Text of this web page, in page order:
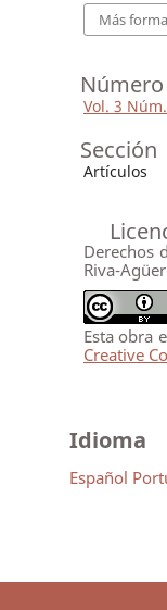
Más
Número
Vol. 3
Sección
Artículos
Derechos
Riva-
Esta obra
Creative
Idioma
Español